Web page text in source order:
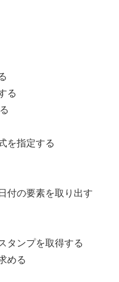
る
指定する
の要素を取り出す
ンプを取得する
める